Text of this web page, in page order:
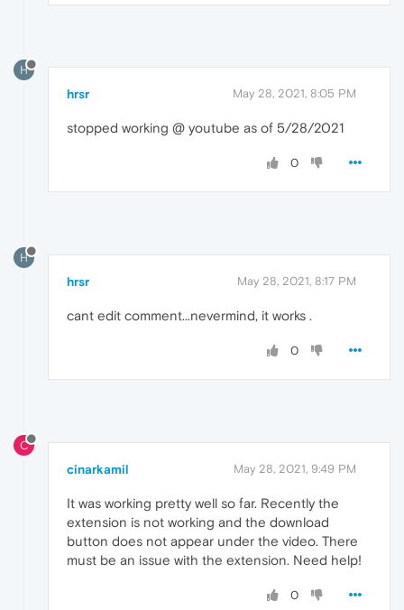
H
hrsr May 28, 2021, 8:05 PM
stopped working @ youtube as of 5/28/2021
0
H
hrsr May 28, 2021, 8:17 PM
cant edit comment...nevermind, it works .
0
C
cinarkamil May 28, 2021, 9:49 PM
It was working pretty well so far. Recently the
extension is not working and the download
button does not appear under the video. There
must be an issue with the extension. Need help!
0